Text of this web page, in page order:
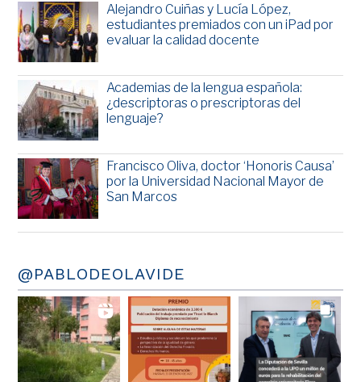
Alejandro Cuiñas y Lucía López,
estudiantes premiados con un iPad por
evaluar la calidad docente
Academias de la lengua española:
¿descriptoras o prescriptoras del
lenguaje?
Francisco Oliva, doctor ‘Honoris Causa’
por la Universidad Nacional Mayor de
San Marcos
@PABLODEOLAVIDE